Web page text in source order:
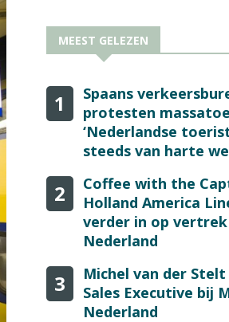
MEEST GELEZEN
1
Spaans
protesten
‘Nederlandse
steeds van harte
2
Coffee with the
Holland America
verder in op
Nederland
3
Michel van der
Sales Executive bij
Nederland